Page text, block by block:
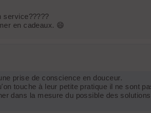
service?????
en cadeaux. 😄
prise de conscience en douceur.
touche à leur petite pratique il ne sont
dans la mesure du possible des